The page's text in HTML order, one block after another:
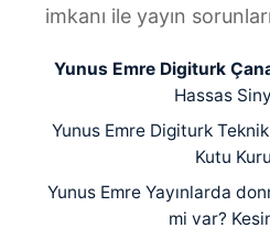
imkanı ile yayın
Yunus Emre Digiturk
Hassas
Yunus Emre Digiturk
Kutu
Yunus Emre Yayınlarda
mi var?